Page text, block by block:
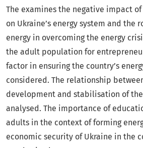
The examines the negative impact
on Ukraine’s energy system and the
energy in overcoming the energy
the adult population for
factor in ensuring the country’s
considered. The relationship
development and stabilisation of
analysed. The importance of
adults in the context of forming
economic security of Ukraine in the